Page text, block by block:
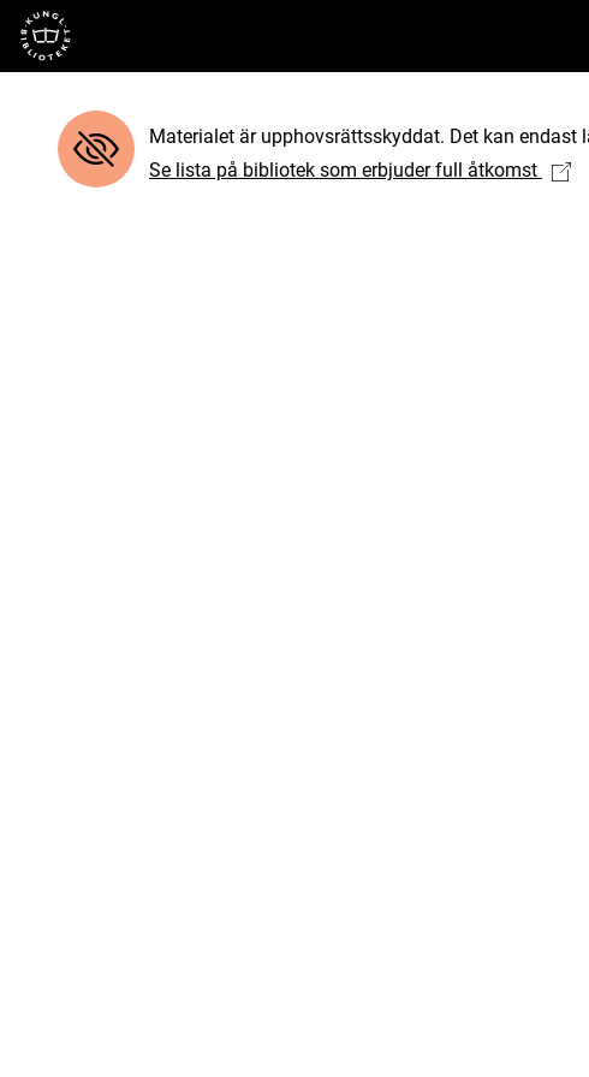
Till startsidan
Materialet är upphovsrättsskyddat. Det kan
Se lista på bibliotek som erbjuder full åtkomst